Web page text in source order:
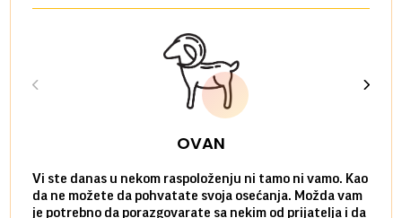
OVAN
Vi ste danas u nekom raspoloženju ni tamo ni vamo. Kao
da ne možete da pohvatate svoja osećanja. Možda vam
je potrebno da porazgovarate sa nekim od prijatelja i da